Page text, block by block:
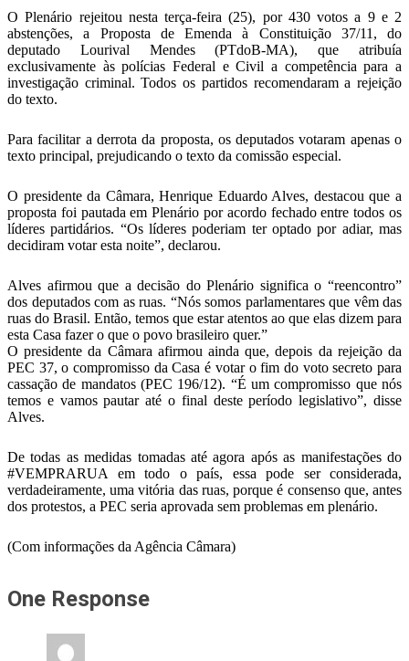
Telegram
O Plenário rejeitou nesta terça-feira (25), por 430 votos a 9 e 2
abstenções, a Proposta de Emenda à Constituição 37/11, do
deputado Lourival Mendes (PTdoB-MA), que atribuía
exclusivamente às polícias Federal e Civil a competência para a
investigação criminal. Todos os partidos recomendaram a rejeição
do texto.
Para facilitar a derrota da proposta, os deputados votaram apenas o
texto principal, prejudicando o texto da comissão especial.
O presidente da Câmara, Henrique Eduardo Alves, destacou que a
proposta foi pautada em Plenário por acordo fechado entre todos os
líderes partidários. “Os líderes poderiam ter optado por adiar, mas
decidiram votar esta noite”, declarou.
Alves afirmou que a decisão do Plenário significa o “reencontro”
dos deputados com as ruas. “Nós somos parlamentares que vêm das
ruas do Brasil. Então, temos que estar atentos ao que elas dizem para
esta Casa fazer o que o povo brasileiro quer.”
O presidente da Câmara afirmou ainda que, depois da rejeição da
PEC 37, o compromisso da Casa é votar o fim do voto secreto para
cassação de mandatos (PEC 196/12). “É um compromisso que nós
temos e vamos pautar até o final deste período legislativo”, disse
Alves.
De todas as medidas tomadas até agora após as manifestações do
#VEMPRARUA em todo o país, essa pode ser considerada,
verdadeiramente, uma vitória das ruas, porque é consenso que, antes
dos protestos, a PEC seria aprovada sem problemas em plenário.
(Com informações da Agência Câmara)
One Response